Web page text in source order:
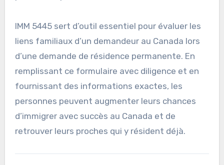
IMM 5445 sert d’outil essentiel pour évaluer les
liens familiaux d’un demandeur au Canada lors
d’une demande de résidence permanente. En
remplissant ce formulaire avec diligence et en
fournissant des informations exactes, les
personnes peuvent augmenter leurs chances
d’immigrer avec succès au Canada et de
retrouver leurs proches qui y résident déjà.